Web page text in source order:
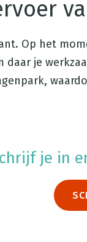
Op het
je
je in